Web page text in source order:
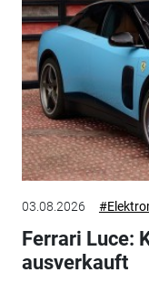
03.08.2026
Ferrari Luce:
ausverkauft